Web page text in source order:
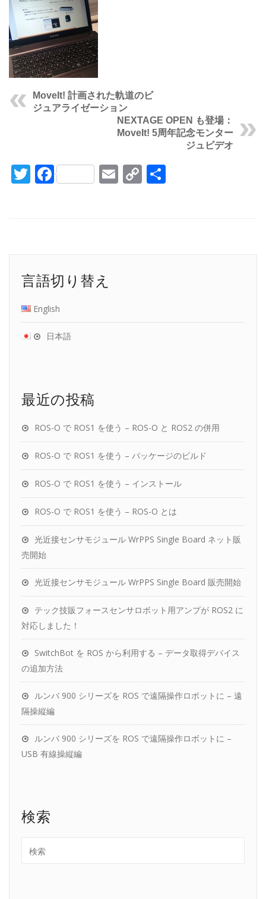
MoveIt! 計画された軌道のビ
ジュアライゼーション
NEXTAGE OPEN も登場：
MoveIt! 5周年記念モンター
ジュビデオ
Twitter
FacebookEmail
Copy
言語切り替え
English
日本語
最近の投稿
ROS-O で ROS1 を使う – ROS-O と ROS2 の併用
ROS-O で ROS1 を使う – パッケージのビルド
ROS-O で ROS1 を使う – インストール
ROS-O で ROS1 を使う – ROS-O とは
光近接センサモジュール WrPPS Single Board ネット販
売開始
光近接センサモジュール WrPPS Single Board 販売開始
テック技販フォースセンサロボット用アンプが ROS2 に
対応しました！
SwitchBot を ROS から利用する – データ取得デバイス
の追加方法
ルンバ 900 シリーズを ROS で遠隔操作ロボットに – 遠
隔操縦編
ルンバ 900 シリーズを ROS で遠隔操作ロボットに –
USB 有線操縦編
検索